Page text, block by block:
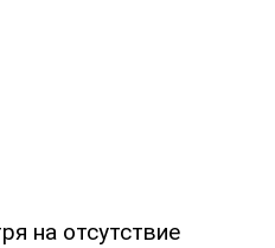
на отсутствие